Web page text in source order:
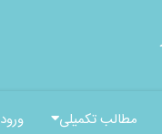
مطالب تکمیلی ورود